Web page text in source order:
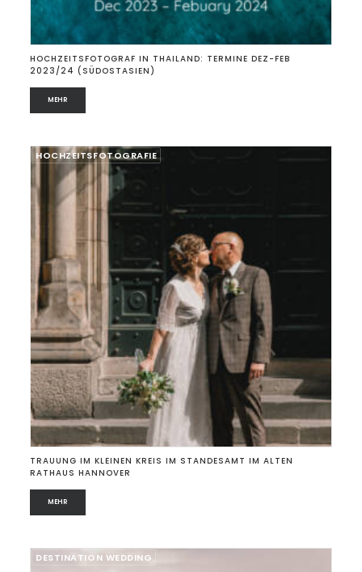
HOCHZEITSFOTOGRAF IN THAILAND: TERMINE DEZ-FEB
2023/24 (SÜDOSTASIEN)
MEHR
HOCHZEITSFOTOGRAFIE
TRAUUNG IM KLEINEN KREIS IM STANDESAMT IM ALTEN
RATHAUS HANNOVER
MEHR
DESTINATION WEDDING